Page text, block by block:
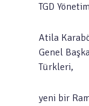
TGD
Atila
Genel
Türkleri,
yeni bir